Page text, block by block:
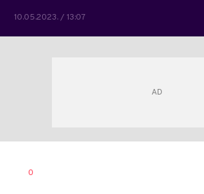
10.05.2023. / 13:07
AUTOR
0